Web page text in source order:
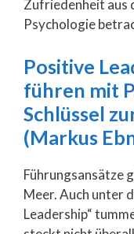
Zufriedenheit aus
Psychologie
Positive
führen mit
Schlüssel
(Markus
Führungsansätze
Meer. Auch unter
Leadership“